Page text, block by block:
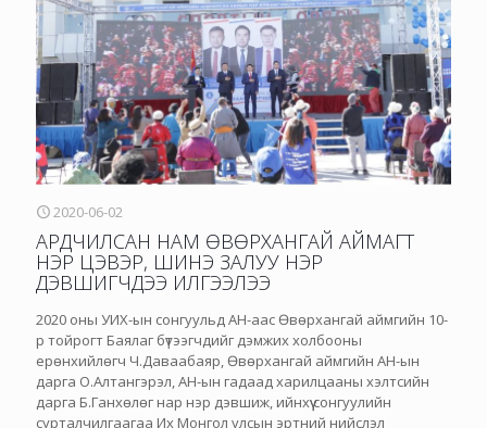
2020-06-02
АРДЧИЛСАН НАМ ӨВӨРХАНГАЙ АЙМАГТ
НЭР ЦЭВЭР, ШИНЭ ЗАЛУУ НЭР
ДЭВШИГЧДЭЭ ИЛГЭЭЛЭЭ
2020 оны УИХ-ын сонгуульд АН-аас Өвөрхангай аймгийн 10-
р тойрогт Баялаг бүтээгчдийг дэмжих холбооны
ерөнхийлөгч Ч.Даваабаяр, Өвөрхангай аймгийн АН-ын
дарга О.Алтангэрэл, АН-ын гадаад харилцааны хэлтсийн
дарга Б.Ганхөлөг нар нэр дэвшиж, ийнхүү сонгуулийн
сурталчилгаагаа Их Монгол улсын эртний нийслэл